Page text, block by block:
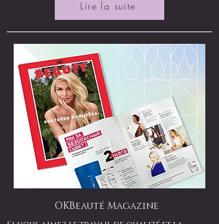
Lire la suite
OKBeauté Magazine